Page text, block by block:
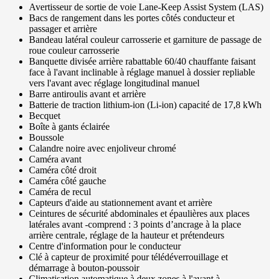
Avertisseur de sortie de voie Lane-Keep Assist System (LAS)
Bacs de rangement dans les portes côtés conducteur et
passager et arrière
Bandeau latéral couleur carrosserie et garniture de passage de
roue couleur carrosserie
Banquette divisée arrière rabattable 60/40 chauffante faisant
face à l'avant inclinable à réglage manuel à dossier repliable
vers l'avant avec réglage longitudinal manuel
Barre antiroulis avant et arrière
Batterie de traction lithium-ion (Li-ion) capacité de 17,8 kWh
Becquet
Boîte à gants éclairée
Boussole
Calandre noire avec enjoliveur chromé
Caméra avant
Caméra côté droit
Caméra côté gauche
Caméra de recul
Capteurs d'aide au stationnement avant et arrière
Ceintures de sécurité abdominales et épaulières aux places
latérales avant -comprend : 3 points d’ancrage à la place
arrière centrale, réglage de la hauteur et prétendeurs
Centre d'information pour le conducteur
Clé à capteur de proximité pour télédéverrouillage et
démarrage à bouton-poussoir